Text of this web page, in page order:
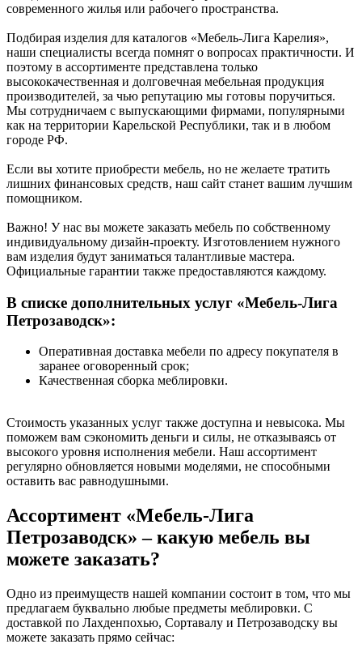
современного жилья или рабочего пространства.
Подбирая изделия для каталогов «Мебель-Лига Карелия»,
наши специалисты всегда помнят о вопросах практичности. И
поэтому в ассортименте представлена только
высококачественная и долговечная мебельная продукция
производителей, за чью репутацию мы готовы поручиться.
Мы сотрудничаем с выпускающими фирмами, популярными
как на территории Карельской Республики, так и в любом
городе РФ.
Если вы хотите приобрести мебель, но не желаете тратить
лишних финансовых средств, наш сайт станет вашим лучшим
помощником.
Важно! У нас вы можете заказать мебель по собственному
индивидуальному дизайн-проекту. Изготовлением нужного
вам изделия будут заниматься талантливые мастера.
Официальные гарантии также предоставляются каждому.
В списке дополнительных услуг «Мебель-Лига
Петрозаводск»:
Оперативная доставка мебели по адресу покупателя в
заранее оговоренный срок;
Качественная сборка меблировки.
Стоимость указанных услуг также доступна и невысока. Мы
поможем вам сэкономить деньги и силы, не отказываясь от
высокого уровня исполнения мебели. Наш ассортимент
регулярно обновляется новыми моделями, не способными
оставить вас равнодушными.
Ассортимент «Мебель-Лига
Петрозаводск» – какую мебель вы
можете заказать?
Одно из преимуществ нашей компании состоит в том, что мы
предлагаем буквально любые предметы меблировки. С
доставкой по Лахденпохью, Сортавалу и Петрозаводску вы
можете заказать прямо сейчас: